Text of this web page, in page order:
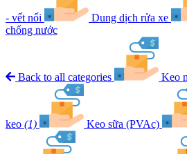
- vết nối Dung dịch rửa xe
chống nước
Back to all categories Keo
keo (1) Keo sữa (PVAc)